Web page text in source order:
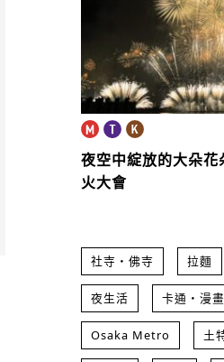
夜空中綻放的大朵
火大會
社寺・佛寺 拉麵
夜生活 卡通・漫畫
Osaka Metro 土